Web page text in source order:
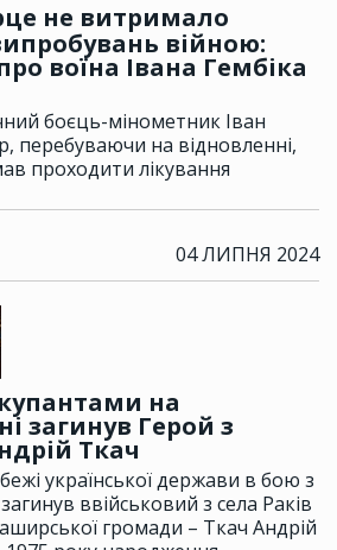
не витримало
війною:
воїна Івана Гембіка
боєць-мінометник Іван
перебуваючи на відновленні,
проходити лікування
04 ЛИПНЯ 2024
на
загинув Герой з
Ткач
української держави в бою з
ввійськовий з села Раків
громади – Ткач Андрій